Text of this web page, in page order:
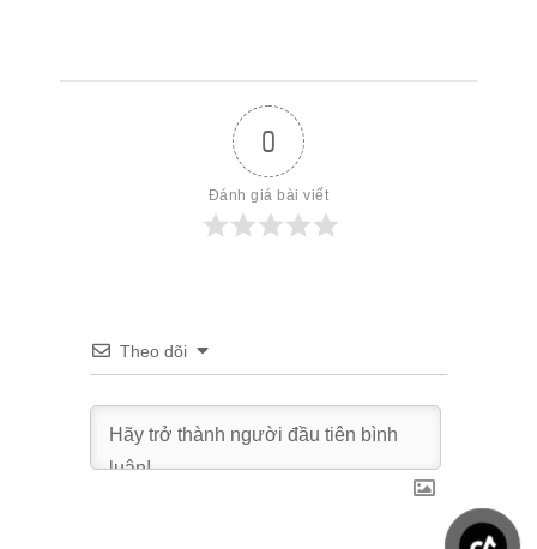
0
Đánh giá bài viết
Theo dõi